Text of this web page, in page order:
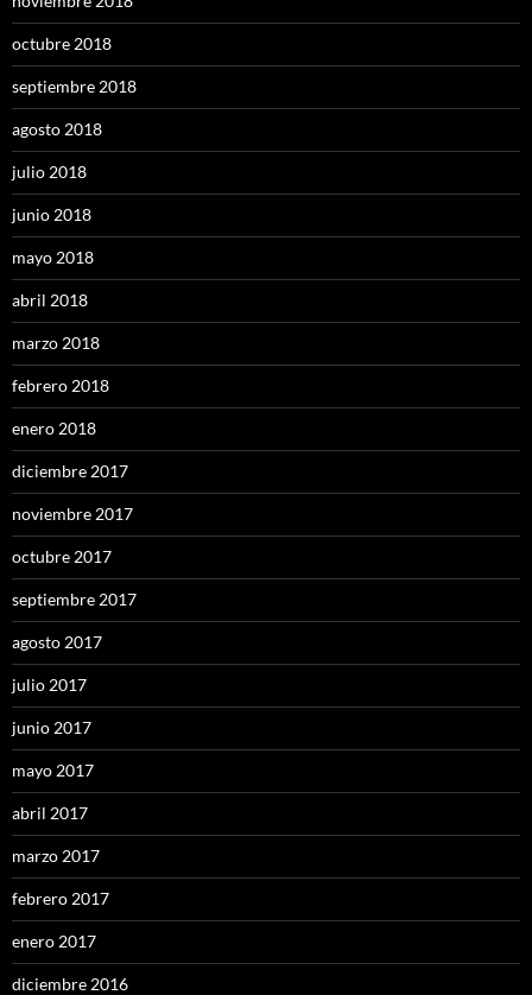
octubre 2018
septiembre 2018
agosto 2018
julio 2018
junio 2018
mayo 2018
abril 2018
marzo 2018
febrero 2018
enero 2018
diciembre 2017
noviembre 2017
octubre 2017
septiembre 2017
agosto 2017
julio 2017
junio 2017
mayo 2017
abril 2017
marzo 2017
febrero 2017
enero 2017
diciembre 2016